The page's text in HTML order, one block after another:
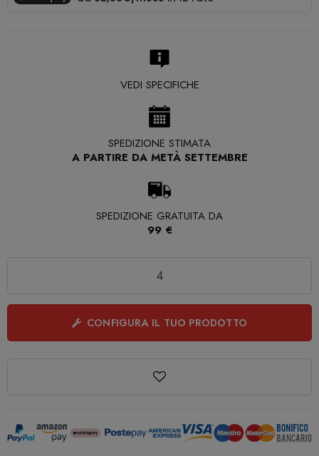
VEDI SPECIFICHE
SPEDIZIONE STIMATA
A PARTIRE DA METÀ SETTEMBRE
SPEDIZIONE GRATUITA DA
99 €
CONFIGURA IL TUO PRODOTTO